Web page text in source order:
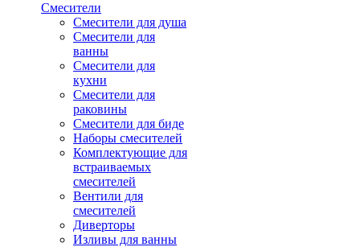
Смесители
Смесители для душа
Смесители для
ванны
Смесители для
кухни
Смесители для
раковины
Смесители для биде
Наборы смесителей
Комплектующие для
встраиваемых
смесителей
Вентили для
смесителей
Диверторы
Изливы для ванны